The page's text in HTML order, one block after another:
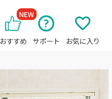
おすすめ
NEW
サポート お気に入り